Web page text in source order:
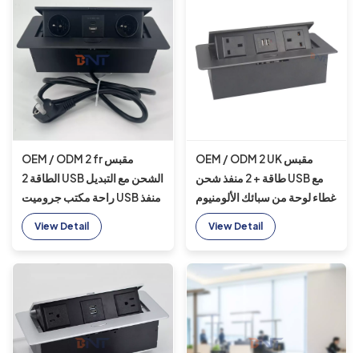
OEM / ODM 2 fr مقبس
الطاقة 2 USB الشحن مع التبديل
راحة مكتب جروميت USB منفذ
منضدية المقبس جزءا لا يتجزأ
من الأثاث
View Detail
OEM / ODM 2 UK مقبس
طاقة + 2 منفذ شحن USB مع
غطاء لوحة من سبائك الألومنيوم
مثبت في مقبس مكتبي / مقبس
منضدية للأثاث المكتبي
View Detail